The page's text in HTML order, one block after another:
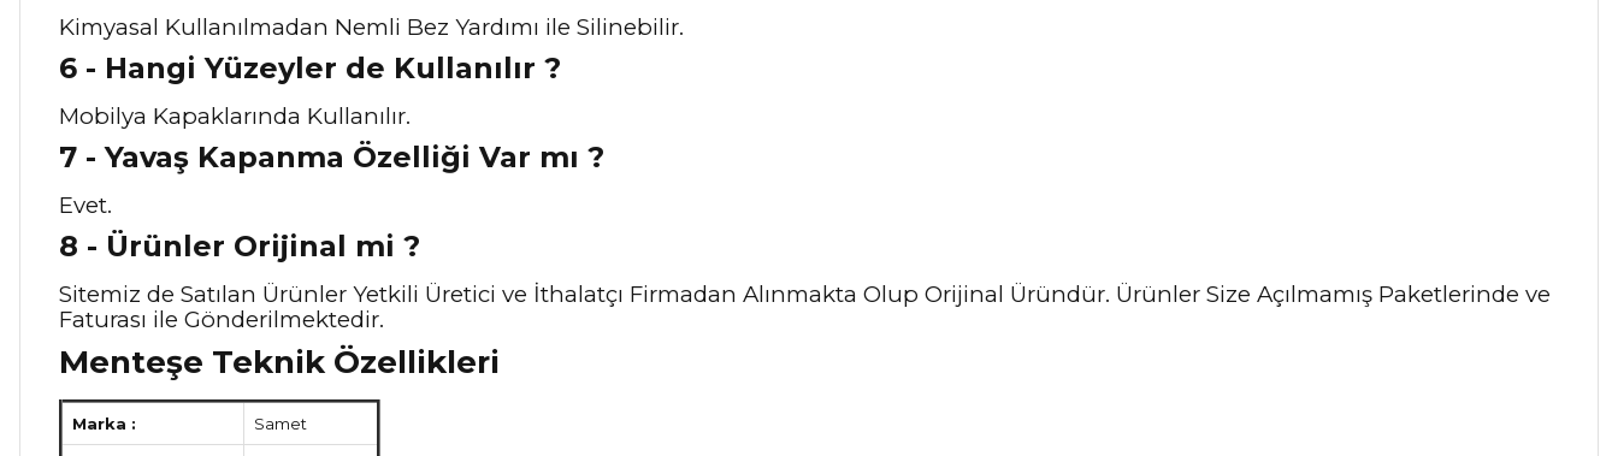
Kimyasal Kullanılmadan Nemli Bez Yardımı ile Silinebilir.
6 - Hangi Yüzeyler de Kullanılır ?
Mobilya Kapaklarında Kullanılır.
7 - Yavaş Kapanma Özelliği Var mı ?
Evet.
8 - Ürünler Orijinal mi ?
Sitemiz de Satılan Ürünler Yetkili Üretici ve İthalatçı Firmadan Alınmakta Olup Orijinal Üründür. Ürünler Size Açılmamış Paketlerinde ve
Faturası ile Gönderilmektedir.
Menteşe Teknik Özellikleri
Marka : Samet